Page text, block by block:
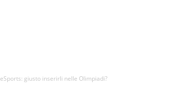
eSports: giusto inserirli nelle Olimpiadi?